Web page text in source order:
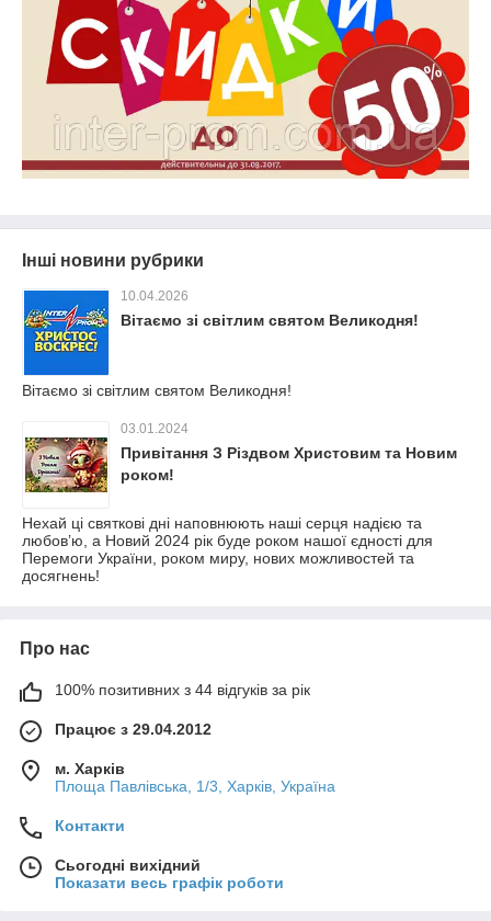
Інші новини рубрики
10.04.2026
Вітаємо зі світлим святом Великодня!
Вітаємо зі світлим святом Великодня!
03.01.2024
Привітання З Різдвом Христовим та Новим
роком!
Нехай ці святкові дні наповнюють наші серця надією та
любов’ю, а Новий 2024 рік буде роком нашої єдності для
Перемоги України, роком миру, нових можливостей та
досягнень!
Про нас
100% позитивних з 44 відгуків за рік
Працює з 29.04.2012
м. Харків
Площа Павлівська, 1/3, Харків, Україна
Контакти
Сьогодні вихідний
Показати весь графік роботи